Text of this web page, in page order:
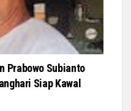
Prabowo Subianto
Siap Kawal